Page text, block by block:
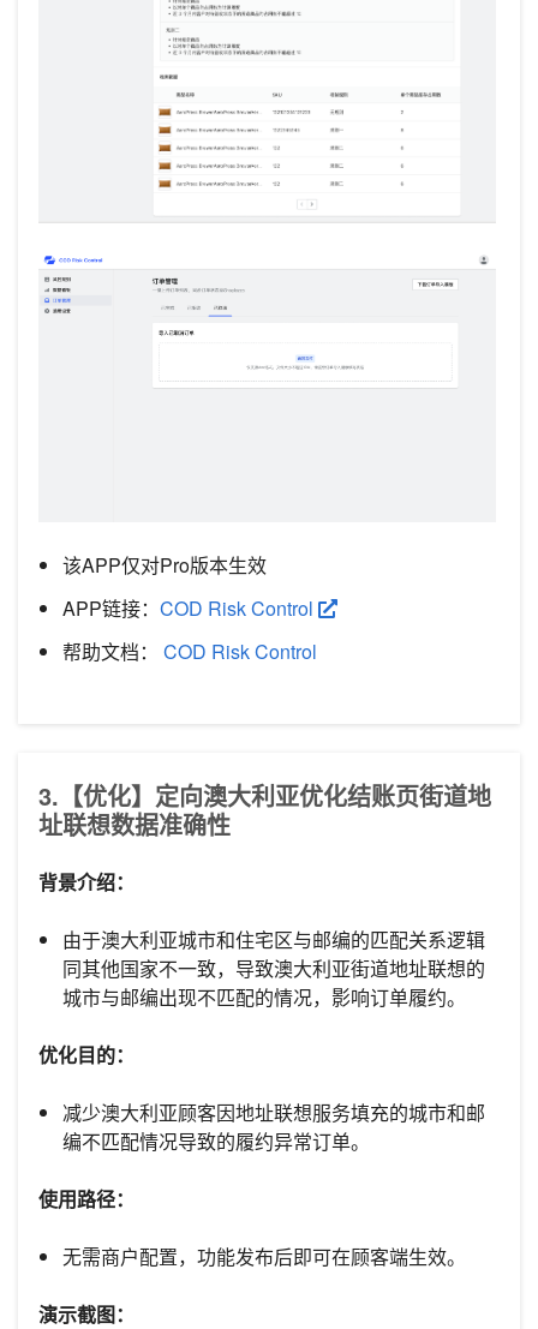
该APP仅对Pro版本生效
APP链接： COD Risk Control
帮助文档：
COD Risk Control
3.【优化】定向澳大利亚优化结账页街道地
址联想数据准确性
背景介绍：
由于澳大利亚城市和住宅区与邮编的匹配关系逻辑
同其他国家不一致，导致澳大利亚街道地址联想的
城市与邮编出现不匹配的情况，影响订单履约。
优化目的：
减少澳大利亚顾客因地址联想服务填充的城市和邮
编不匹配情况导致的履约异常订单。
使用路径：
无需商户配置，功能发布后即可在顾客端生效。
演示截图：